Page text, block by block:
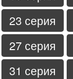
23 серия
27 серия
31 серия